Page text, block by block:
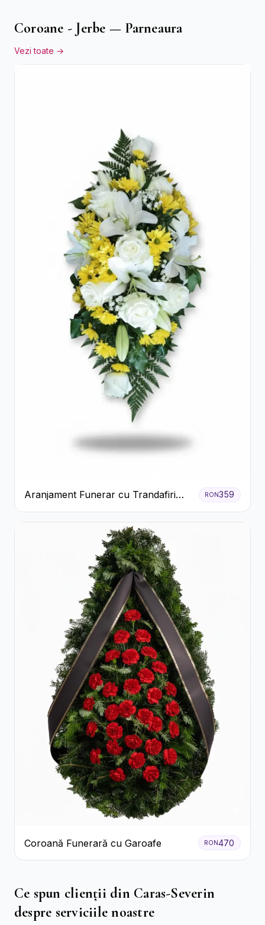
Coroane - Jerbe — Parneaura
Vezi toate →
Aranjament Funerar cu Trandafiri
Albi Crizanteme Galbene și Crini
RON359
Coroană Funerară cu Garoafe RON 470
Ce spun clienții din Caras-Severin
despre serviciile noastre